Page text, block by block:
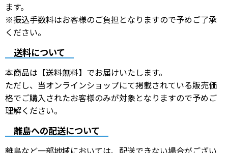
ます。
※振込手数料はお客様のご負担となりますので予めご了承
ください。
送料について
本商品は【送料無料】でお届けいたします。
ただし、当オンラインショップにて掲載されている販売価
格でご購入されたお客様のみが対象となりますので予めご
理解ください。
離島への配送について